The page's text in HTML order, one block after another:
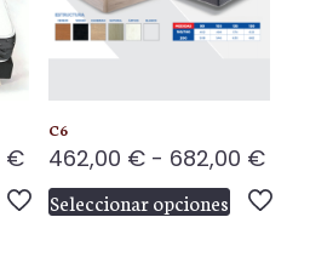
3 de 5
estrellas
4 de 5
estrellas
5 de 5
€Rango
de
precios:
C6
462,00 € - 682,00 €
de
Seleccionar opciones
Este